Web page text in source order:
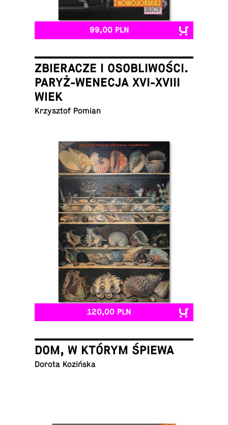
99,00 PLN
ZBIERACZE I OSOBLIWOŚCI.
PARYŻ-WENECJA XVI-XVIII
WIEK
Krzysz­tof Pomian
120,00 PLN
DOM, W KTÓRYM ŚPIEWA
Dorota Kozińska